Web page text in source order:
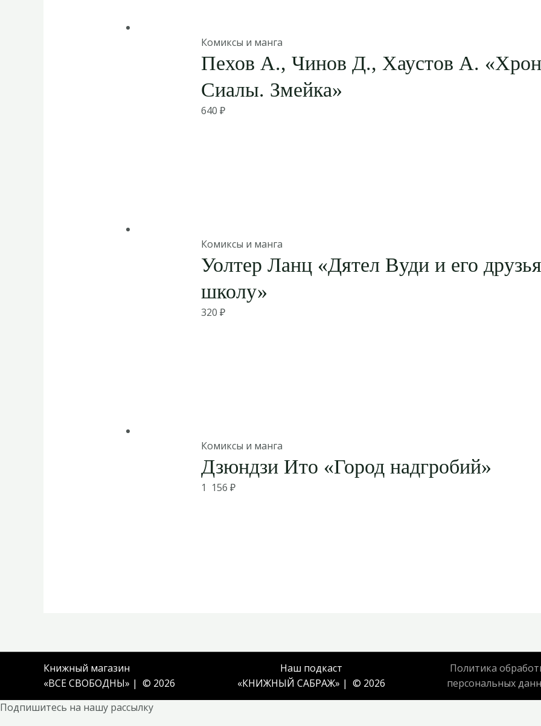
Комиксы и манга
Пехов А., Чинов Д., Хаустов А.
Сиалы. Змейка»
640₽
Комиксы и манга
Уолтер Ланц «Дятел Вуди и его
школу»
320₽
Комиксы и манга
Дзюндзи Ито «Город надгробий»
1 156₽
Книжный магазин
«ВСЕ СВОБОДНЫ» | © 2026
Наш подкаст
«КНИЖНЫЙ САБРАЖ» | © 2026
Политика
персональных
Подпишитесь на нашу рассылку